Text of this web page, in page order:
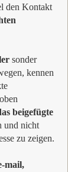
den Kontakt
sonder
kennen
beigefügte
und nicht
zu zeigen.
mail,